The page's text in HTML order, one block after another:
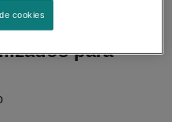
para
cookies